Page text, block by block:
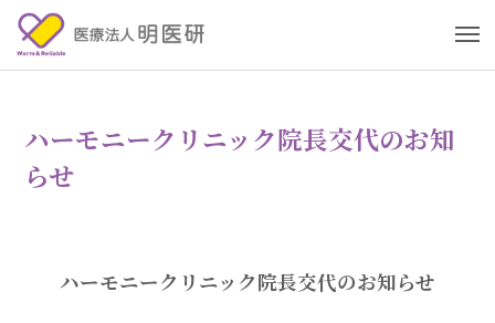
ハーモニークリニック院長交代のお知
らせ
ハーモニークリニック院長交代のお知らせ